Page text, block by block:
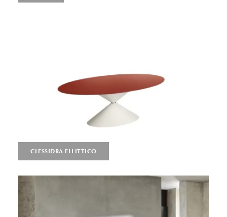
CLESSIDRA ELLITTICO